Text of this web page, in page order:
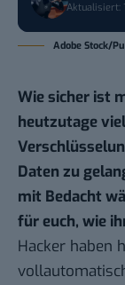
Aktualisiert:
Adobe Stock/
Wie sicher ist
heutzutage
Daten zu
mit Bedacht
für euch, wie
Hacker haben